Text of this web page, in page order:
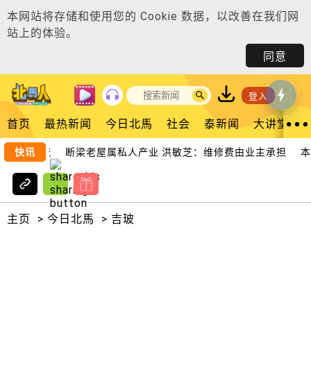
本网站将存储和使用您的 Cookie 数据，以改善在我们网
站上的体验。
同意
登入
首页 最热新闻 今日北馬 社会 泰新闻 大讲堂
快讯
育交流 断梁老屋属私人产业 洪敏芝：维修费由业主承担
主页 > 今日北馬 > 吉玻